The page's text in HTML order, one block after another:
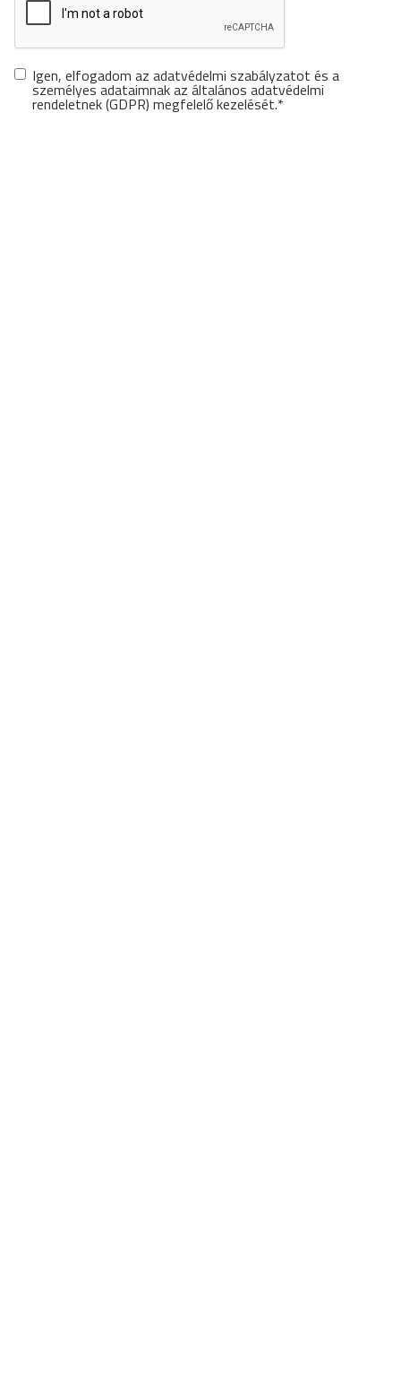
GDPR*
Igen, elfogadom az adatvédelmi szabályzatot és a
személyes adataimnak az általános adatvédelmi
rendeletnek (GDPR) megfelelő kezelését.*